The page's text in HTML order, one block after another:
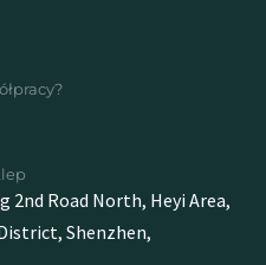
2nd Road North, Heyi Area,
Shenzhen,